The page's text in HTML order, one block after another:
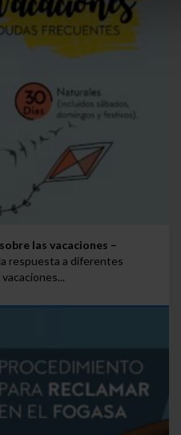
Si no seleccionas
la navegación.
las vacaciones –
respuesta a diferentes